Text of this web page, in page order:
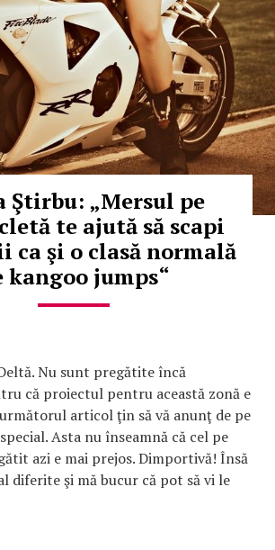
Ştirbu: „Mersul pe
te ajută să scapi
ca şi o clasă normală
kangoo jumps“
Nu sunt pregătite încă
că proiectul pentru această zonă e
articol ţin să vă anunţ de pe
Asta nu înseamnă că cel pe
azi e mai prejos. Dimportivă! Însă
diferite şi mă bucur că pot să vi le